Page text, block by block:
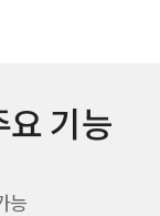
기능
능